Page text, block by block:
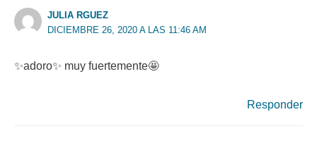
JULIA RGUEZ
DICIEMBRE 26, 2020 A LAS 11:46 AM
✨adoro✨ muy fuertemente🤩
Responder